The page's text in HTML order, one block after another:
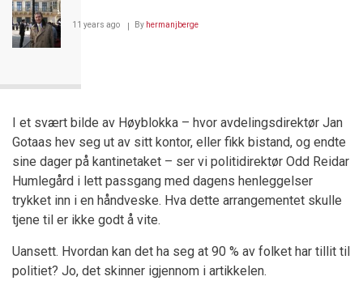
11 years ago By hermanjberge
I et svært bilde av Høyblokka – hvor avdelingsdirektør Jan
Gotaas hev seg ut av sitt kontor, eller fikk bistand, og endte
sine dager på kantinetaket – ser vi politidirektør Odd Reidar
Humlegård i lett passgang med dagens henleggelser
trykket inn i en håndveske. Hva dette arrangementet skulle
tjene til er ikke godt å vite.
Uansett. Hvordan kan det ha seg at 90 % av folket har tillit til
politiet? Jo, det skinner igjennom i artikkelen.